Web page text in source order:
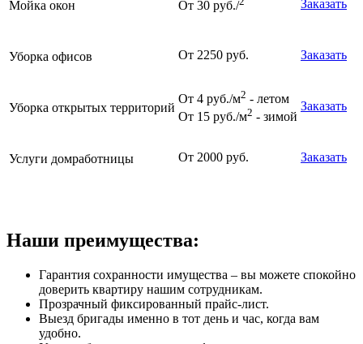
Мойка окон От 30 руб./ Заказать
Уборка офисов От 2250 руб. Заказать
Уборка открытых территорий
От 4 руб./м2 - летом
От 15 руб./м2 - зимой
Заказать
Услуги домработницы От 2000 руб. Заказать
Наши преимущества:
Гарантия сохранности имущества – вы можете спокойно
доверить квартиру нашим сотрудникам.
Прозрачный фиксированный прайс-лист.
Выезд бригады именно в тот день и час, когда вам
удобно.